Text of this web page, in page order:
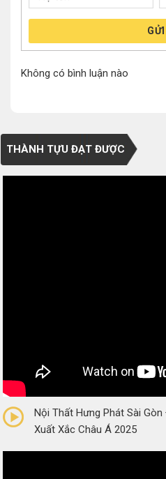
GỬI
Không có bình luận nào
THÀNH TỰU ĐẠT ĐƯỢC
(0 Reviews)
Nội Thất Hưng Phát Sài
Xuất Xắc Châu Á 2025